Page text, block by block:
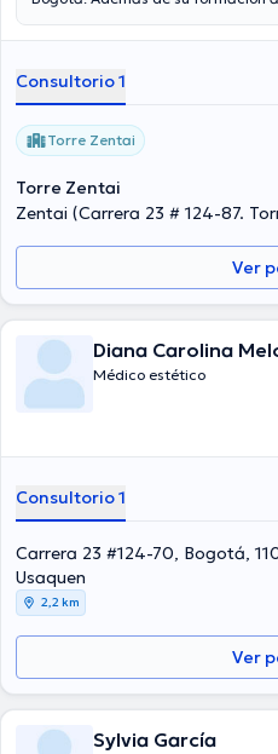
años de experiencia laboral en su
Maria Camila Romero ha
con el objetivo de tener una
especialización
Consultorio 1
Torre Zentai
Torre Zentai
Zentai (Carrera 23 # 124-87.
Ver
Diana Carolina
Médico estético
Consultorio 1
Carrera 23 #124-70, Bogotá,
Usaquen
2,2 km
Ver
Sylvia García